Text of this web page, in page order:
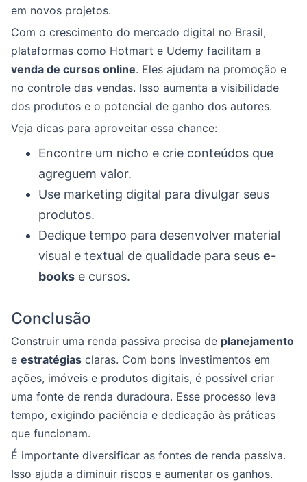
em novos projetos.
Com o crescimento do mercado digital no Brasil,
plataformas como Hotmart e Udemy facilitam a
venda de cursos online. Eles ajudam na promoção e
no controle das vendas. Isso aumenta a visibilidade
dos produtos e o potencial de ganho dos autores.
Veja dicas para aproveitar essa chance:
Encontre um nicho e crie conteúdos que
agreguem valor.
Use marketing digital para divulgar seus
produtos.
Dedique tempo para desenvolver material
visual e textual de qualidade para seus e-
books e cursos.
Conclusão
Construir uma renda passiva precisa de planejamento
e estratégias claras. Com bons investimentos em
ações, imóveis e produtos digitais, é possível criar
uma fonte de renda duradoura. Esse processo leva
tempo, exigindo paciência e dedicação às práticas
que funcionam.
É importante diversificar as fontes de renda passiva.
Isso ajuda a diminuir riscos e aumentar os ganhos.